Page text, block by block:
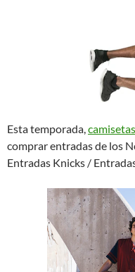
Esta temporada,
comprar entradas de los
Entradas Knicks /